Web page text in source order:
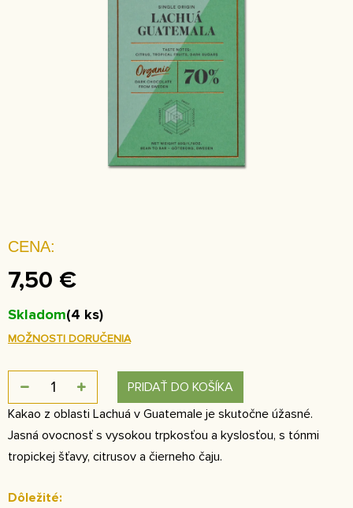
7,50 €
Skladom(4 ks)
MOŽNOSTI DORUČENIA
PRIDAŤ DO KOŠÍKA
Kakao z oblasti Lachuá v Guatemale je skutočne úžasné.
Jasná ovocnosť s vysokou trpkosťou a kyslosťou, s tónmi
tropickej šťavy, citrusov a čierneho čaju.
Dôležité: